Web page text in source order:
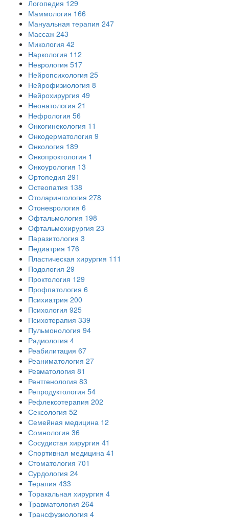
Логопедия 129
Маммология 166
Мануальная терапия 247
Массаж 243
Микология 42
Наркология 112
Неврология 517
Нейропсихология 25
Нейрофизиология 8
Нейрохирургия 49
Неонатология 21
Нефрология 56
Онкогинекология 11
Онкодерматология 9
Онкология 189
Онкопроктология 1
Онкоурология 13
Ортопедия 291
Остеопатия 138
Отоларингология 278
Отоневрология 6
Офтальмология 198
Офтальмохирургия 23
Паразитология 3
Педиатрия 176
Пластическая хирургия 111
Подология 29
Проктология 129
Профпатология 6
Психиатрия 200
Психология 925
Психотерапия 339
Пульмонология 94
Радиология 4
Реабилитация 67
Реаниматология 27
Ревматология 81
Рентгенология 83
Репродуктология 54
Рефлексотерапия 202
Сексология 52
Семейная медицина 12
Сомнология 36
Сосудистая хирургия 41
Спортивная медицина 41
Стоматология 701
Сурдология 24
Терапия 433
Торакальная хирургия 4
Травматология 264
Трансфузиология 4